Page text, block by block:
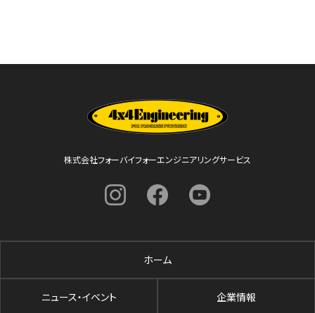
株式会社フォーバイフォーエンジニアリングサービス
ホーム
ニュース・イベント 企業情報